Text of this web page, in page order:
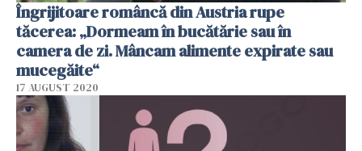
Îngrijitoare româncă din Austria rupe
tăcerea: „Dormeam în bucătărie sau în
camera de zi. Mâncam alimente expirate sau
mucegăite“
17 AUGUST 2020